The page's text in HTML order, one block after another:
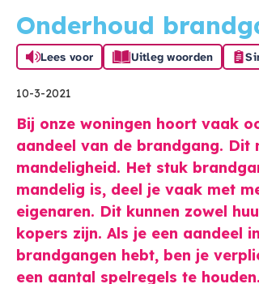
Onderhoud
Lees voor Uitleg woorden
10-3-2021
Bij onze woningen hoort vaak ook een
aandeel van de brandgang. Dit
mandeligheid. Het stuk
mandelig is, deel je vaak met
eigenaren. Dit kunnen zowel
kopers zijn. Als je een aandeel
brandgangen hebt, ben je
een aantal spelregels te